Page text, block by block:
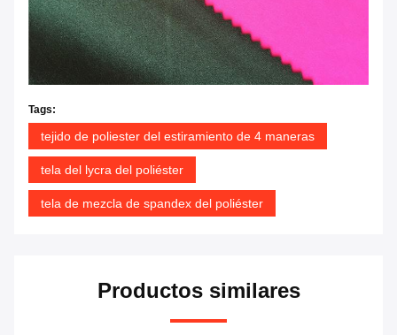
Tags:
tejido de poliester del estiramiento de 4 maneras
tela del lycra del poliéster
tela de mezcla de spandex del poliéster
Productos similares